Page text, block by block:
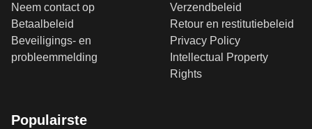
Neem contact op
Betaalbeleid
Beveiligings- en
probleemmelding
Verzendbeleid
Retour en restitutiebeleid
Privacy Policy
Intellectual Property
Rights
Populairste